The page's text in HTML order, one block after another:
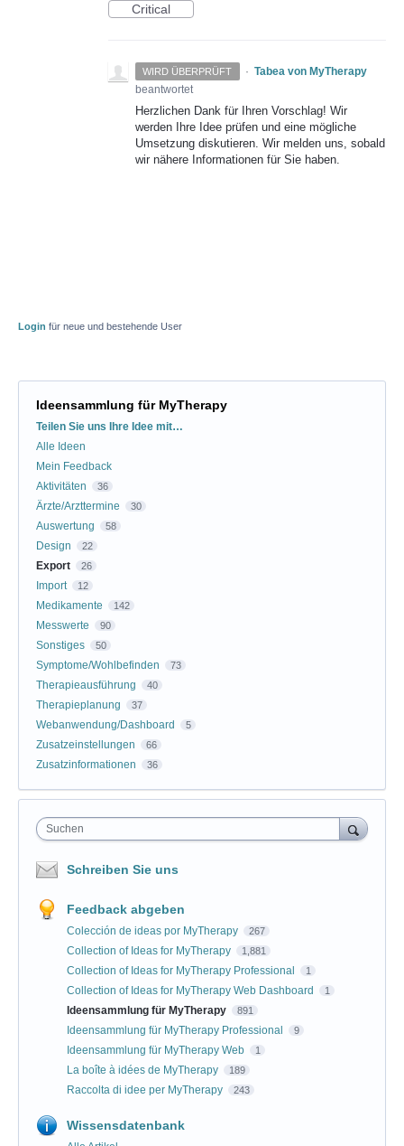
Critical
WIRD ÜBERPRÜFT · Tabea von MyTherapy
beantwortet
Herzlichen Dank für Ihren Vorschlag! Wir
werden Ihre Idee prüfen und eine mögliche
Umsetzung diskutieren. Wir melden uns, sobald
wir nähere Informationen für Sie haben.
Login für neue und bestehende User
Ideensammlung für MyTherapy
Kategorien
Teilen Sie uns Ihre Idee mit…
Alle Ideen
Mein Feedback
Aktivitäten
36
Ärzte/Arzttermine 30
Auswertung 58
Design 22
Export 26
Import 12
Medikamente 142
Messwerte 90
Sonstiges 50
Symptome/Wohlbefinden 73
Therapieausführung 40
Therapieplanung 37
Webanwendung/Dashboard 5
Zusatzeinstellungen 66
Zusatzinformationen 36
Suchen
Schreiben Sie uns
Feedback abgeben
Colección de ideas por MyTherapy 267
Collection of Ideas for MyTherapy 1,881
Collection of Ideas for MyTherapy Professional 1
Collection of Ideas for MyTherapy Web Dashboard 1
Ideensammlung für MyTherapy 891
Ideensammlung für MyTherapy Professional 9
Ideensammlung für MyTherapy Web 1
La boîte à idées de MyTherapy 189
Raccolta di idee per MyTherapy 243
Wissensdatenbank